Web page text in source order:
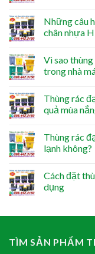
Những câu
chân nhựa
Vì sao
trong nhà
Thùng rác
quả mùa
Thùng rác
lạnh không?
Cách đặt
dụng
TÌM SẢN PHẨM